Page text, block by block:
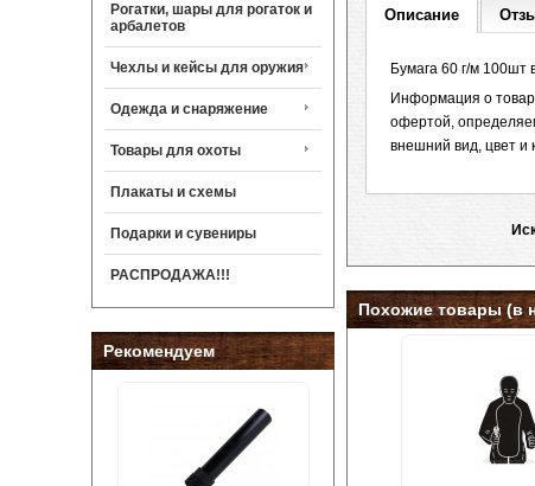
Рогатки, шары для рогаток и
арбалетов
Чехлы и кейсы для оружия
Одежда и снаряжение
Товары для охоты
Плакаты и схемы
Подарки и сувениры
РАСПРОДАЖА!!!
Рекомендуем
Описание
Бумага 60 г/м 100шт
Информация о
офертой,
внешний вид, цвет и
Похожие товары (в